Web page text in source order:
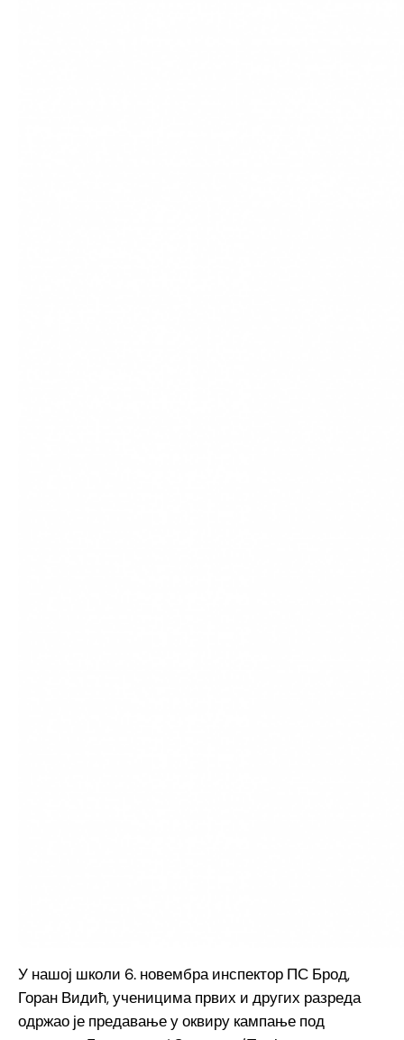
У нашој школи 6. новембра инспектор ПС Брод,
Горан Видић, ученицима првих и других разреда
одржао је предавање у оквиру кампање под